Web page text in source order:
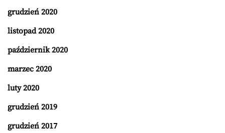
grudzień 2020
listopad 2020
październik 2020
marzec 2020
luty 2020
grudzień 2019
grudzień 2017